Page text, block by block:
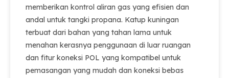
memberikan kontrol aliran gas yang efisien dan
andal untuk tangki propana. Katup kuningan
terbuat dari bahan yang tahan lama untuk
menahan kerasnya penggunaan di luar ruangan
dan fitur koneksi POL yang kompatibel untuk
pemasangan yang mudah dan koneksi bebas